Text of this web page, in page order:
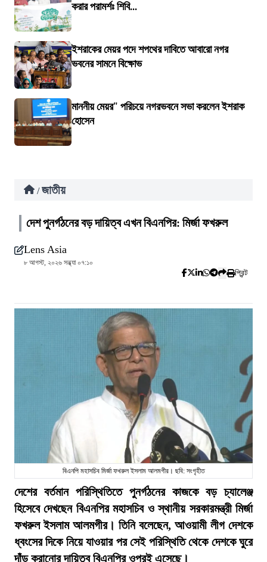
করার পরামর্শঃ শিবি...
ইশরাকের মেয়র পদে শপথের দাবিতে আবারো নগর
ভবনের সামনে বিক্ষোভ
মাননীয় মেয়র" পরিচয়ে নগরভবনে সভা করলেন ইশরাক
হোসেন
/ জাতীয়
দেশ পুনর্গঠনের বড় দায়িত্ব এখন বিএনপির: মির্জা ফখরুল
Lens Asia
৮ আগস্ট, ২০২৬ সন্ধ্যা ০৭:১০
প্রিন্ট
বিএনপি মহাসচিব মির্জা ফখরুল ইসলাম আলমগীর। ছবি: সংগৃহীত
দেশের বর্তমান পরিস্থিতিতে পুনর্গঠনের কাজকে বড় চ্যালেঞ্জ
হিসেবে দেখছেন বিএনপির মহাসচিব ও স্থানীয় সরকারমন্ত্রী মির্জা
ফখরুল ইসলাম আলমগীর। তিনি বলেছেন, আওয়ামী লীগ দেশকে
ধ্বংসের দিকে নিয়ে যাওয়ার পর সেই পরিস্থিতি থেকে দেশকে ঘুরে
দাঁড় করানোর দায়িত্ব বিএনপির ওপরই এসেছে।